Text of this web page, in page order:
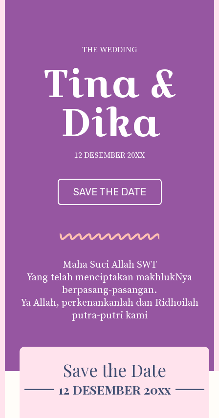
THE WEDDING
Tina &
Dika
12 DESEMBER 20XX
SAVE THE DATE
Maha Suci Allah SWT
Yang telah menciptakan makhlukNya
berpasang-pasangan.
Ya Allah, perkenankanlah dan Ridhoilah
putra-putri kami
Save the Date
12 DESEMBER 20xx